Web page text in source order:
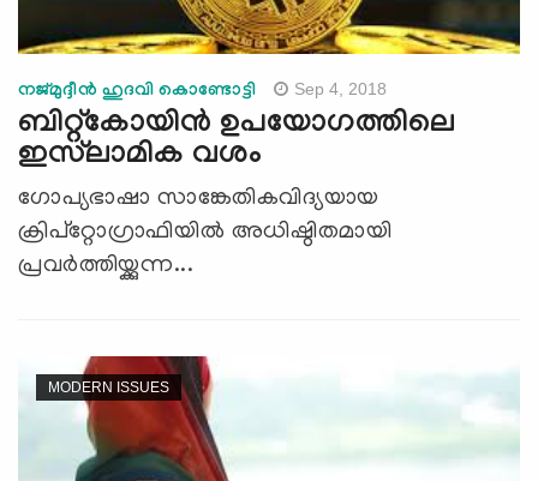
നജ്മുദ്ദീന്‍ ഹുദവി കൊണ്ടോട്ടി Sep 4, 2018
ബിറ്റ്‌കോയിന്‍ ഉപയോഗത്തിലെ
ഇസ്‌ലാമിക വശം
ഗോപ്യഭാഷാ സാങ്കേതികവിദ്യയായ
ക്രിപ്‌റ്റോഗ്രാഫിയില്‍ അധിഷ്ഠിതമായി
പ്രവര്‍ത്തിയ്ക്കുന്ന...
MODERN ISSUES